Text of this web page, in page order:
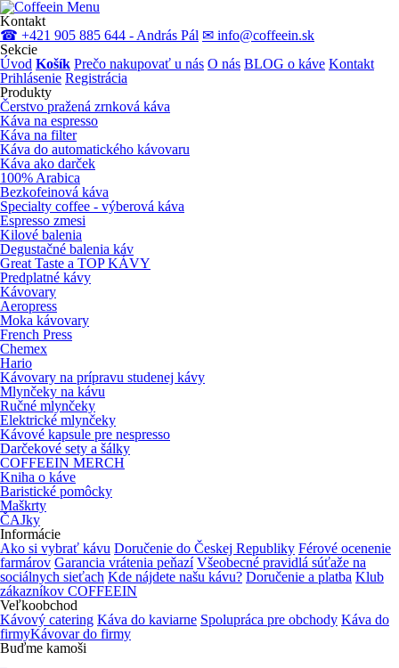
Menu
Kontakt
☎ +421 905 885 644 - András Pál ✉ info@coffeein.sk
Sekcie
Úvod Košík Prečo nakupovať u nás O nás BLOG o káve Kontakt
Prihlásenie Registrácia
Produkty
Čerstvo pražená zrnková káva
Káva na espresso
Káva na filter
Káva do automatického kávovaru
Káva ako darček
100% Arabica
Bezkofeinová káva
Specialty coffee - výberová káva
Espresso zmesi
Kilové balenia
Degustačné balenia káv
Great Taste a TOP KÁVY
Predplatné kávy
Kávovary
Aeropress
Moka kávovary
French Press
Chemex
Hario
Kávovary na prípravu studenej kávy
Mlynčeky na kávu
Ručné mlynčeky
Elektrické mlynčeky
Kávové kapsule pre nespresso
Darčekové sety a šálky
COFFEEIN MERCH
Kniha o káve
Baristické pomôcky
Maškrty
ČAJky
Informácie
Ako si vybrať kávu Doručenie do Českej Republiky Férové ocenenie
farmárov Garancia vrátenia peňazí Všeobecné pravidlá súťaže na
sociálnych sieťach Kde nájdete našu kávu? Doručenie a platba Klub
zákazníkov COFFEEIN
Veľkoobchod
Kávový catering Káva do kaviarne Spolupráca pre obchody Káva do
firmyKávovar do firmy
Buďme kamoši